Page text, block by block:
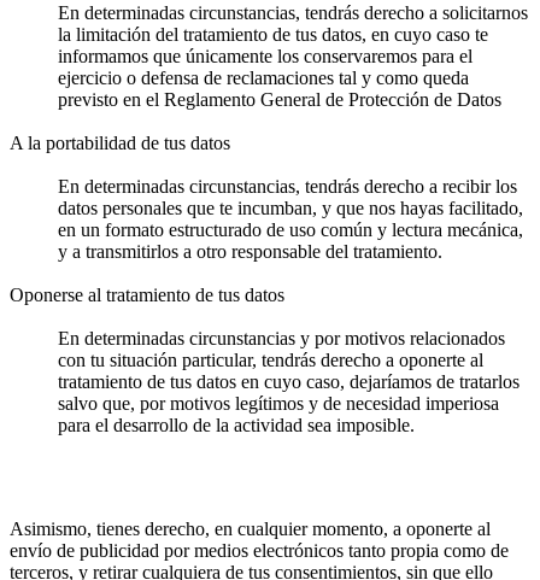
En determinadas circunstancias, tendrás derecho a solicitarnos
la limitación del tratamiento de tus datos, en cuyo caso te
informamos que únicamente los conservaremos para el
ejercicio o defensa de reclamaciones tal y como queda
previsto en el Reglamento General de Protección de Datos
A la portabilidad de tus datos
En determinadas circunstancias, tendrás derecho a recibir los
datos personales que te incumban, y que nos hayas facilitado,
en un formato estructurado de uso común y lectura mecánica,
y a transmitirlos a otro responsable del tratamiento.
Oponerse al tratamiento de tus datos
En determinadas circunstancias y por motivos relacionados
con tu situación particular, tendrás derecho a oponerte al
tratamiento de tus datos en cuyo caso, dejaríamos de tratarlos
salvo que, por motivos legítimos y de necesidad imperiosa
para el desarrollo de la actividad sea imposible.
Asimismo, tienes derecho, en cualquier momento, a oponerte al
envío de publicidad por medios electrónicos tanto propia como de
terceros, y retirar cualquiera de tus consentimientos, sin que ello